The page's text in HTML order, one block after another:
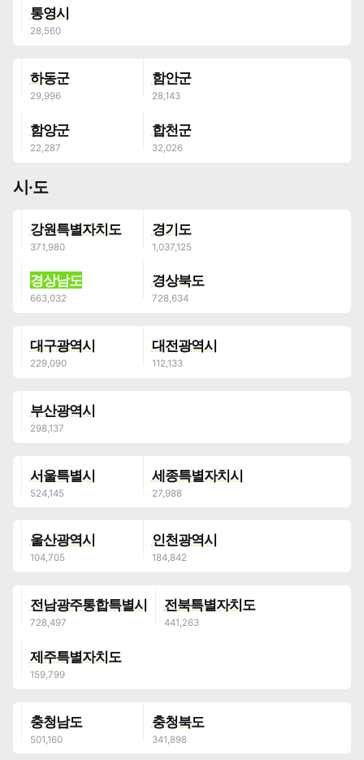
통영시
하동군 함안군
함양군 합천군
시·도
강원특별자치도 경기도
경상남도 경상북도
대구광역시 대전광역시
부산광역시
서울특별시 세종특별자치시
울산광역시 인천광역시
전남광주통합특별시 전북특별자치도
제주특별자치도
충청남도 충청북도